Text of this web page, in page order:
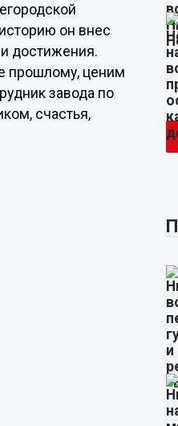
он внес
достижения.
прошлому, ценим
завода по
счастья,